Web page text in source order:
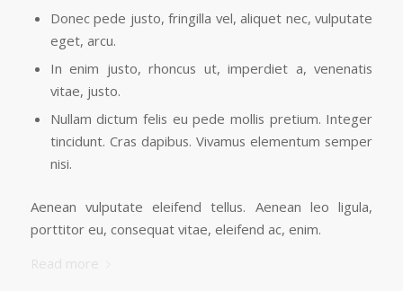
Donec pede justo, fringilla vel, aliquet nec, vulputate
eget, arcu.
In enim justo, rhoncus ut, imperdiet a, venenatis
vitae, justo.
Nullam dictum felis eu pede mollis pretium. Integer
tincidunt. Cras dapibus. Vivamus elementum semper
nisi.
Aenean vulputate eleifend tellus. Aenean leo ligula,
porttitor eu, consequat vitae, eleifend ac, enim.